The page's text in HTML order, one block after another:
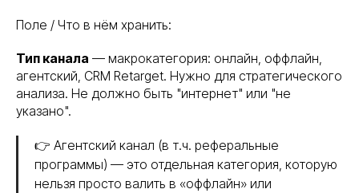
Поле / Что в нём хранить:
Тип канала — макрокатегория: онлайн, оффлайн,
агентский, CRM Retarget. Нужно для стратегического
анализа. Не должно быть "интернет" или "не
указано".
👉 Агентский канал (в т.ч. реферальные
программы) — это отдельная категория, которую
нельзя просто валить в «оффлайн» или